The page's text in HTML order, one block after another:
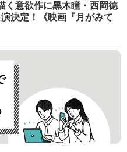
く意欲作に黒木瞳・西岡德
決定！《映画『月がみて